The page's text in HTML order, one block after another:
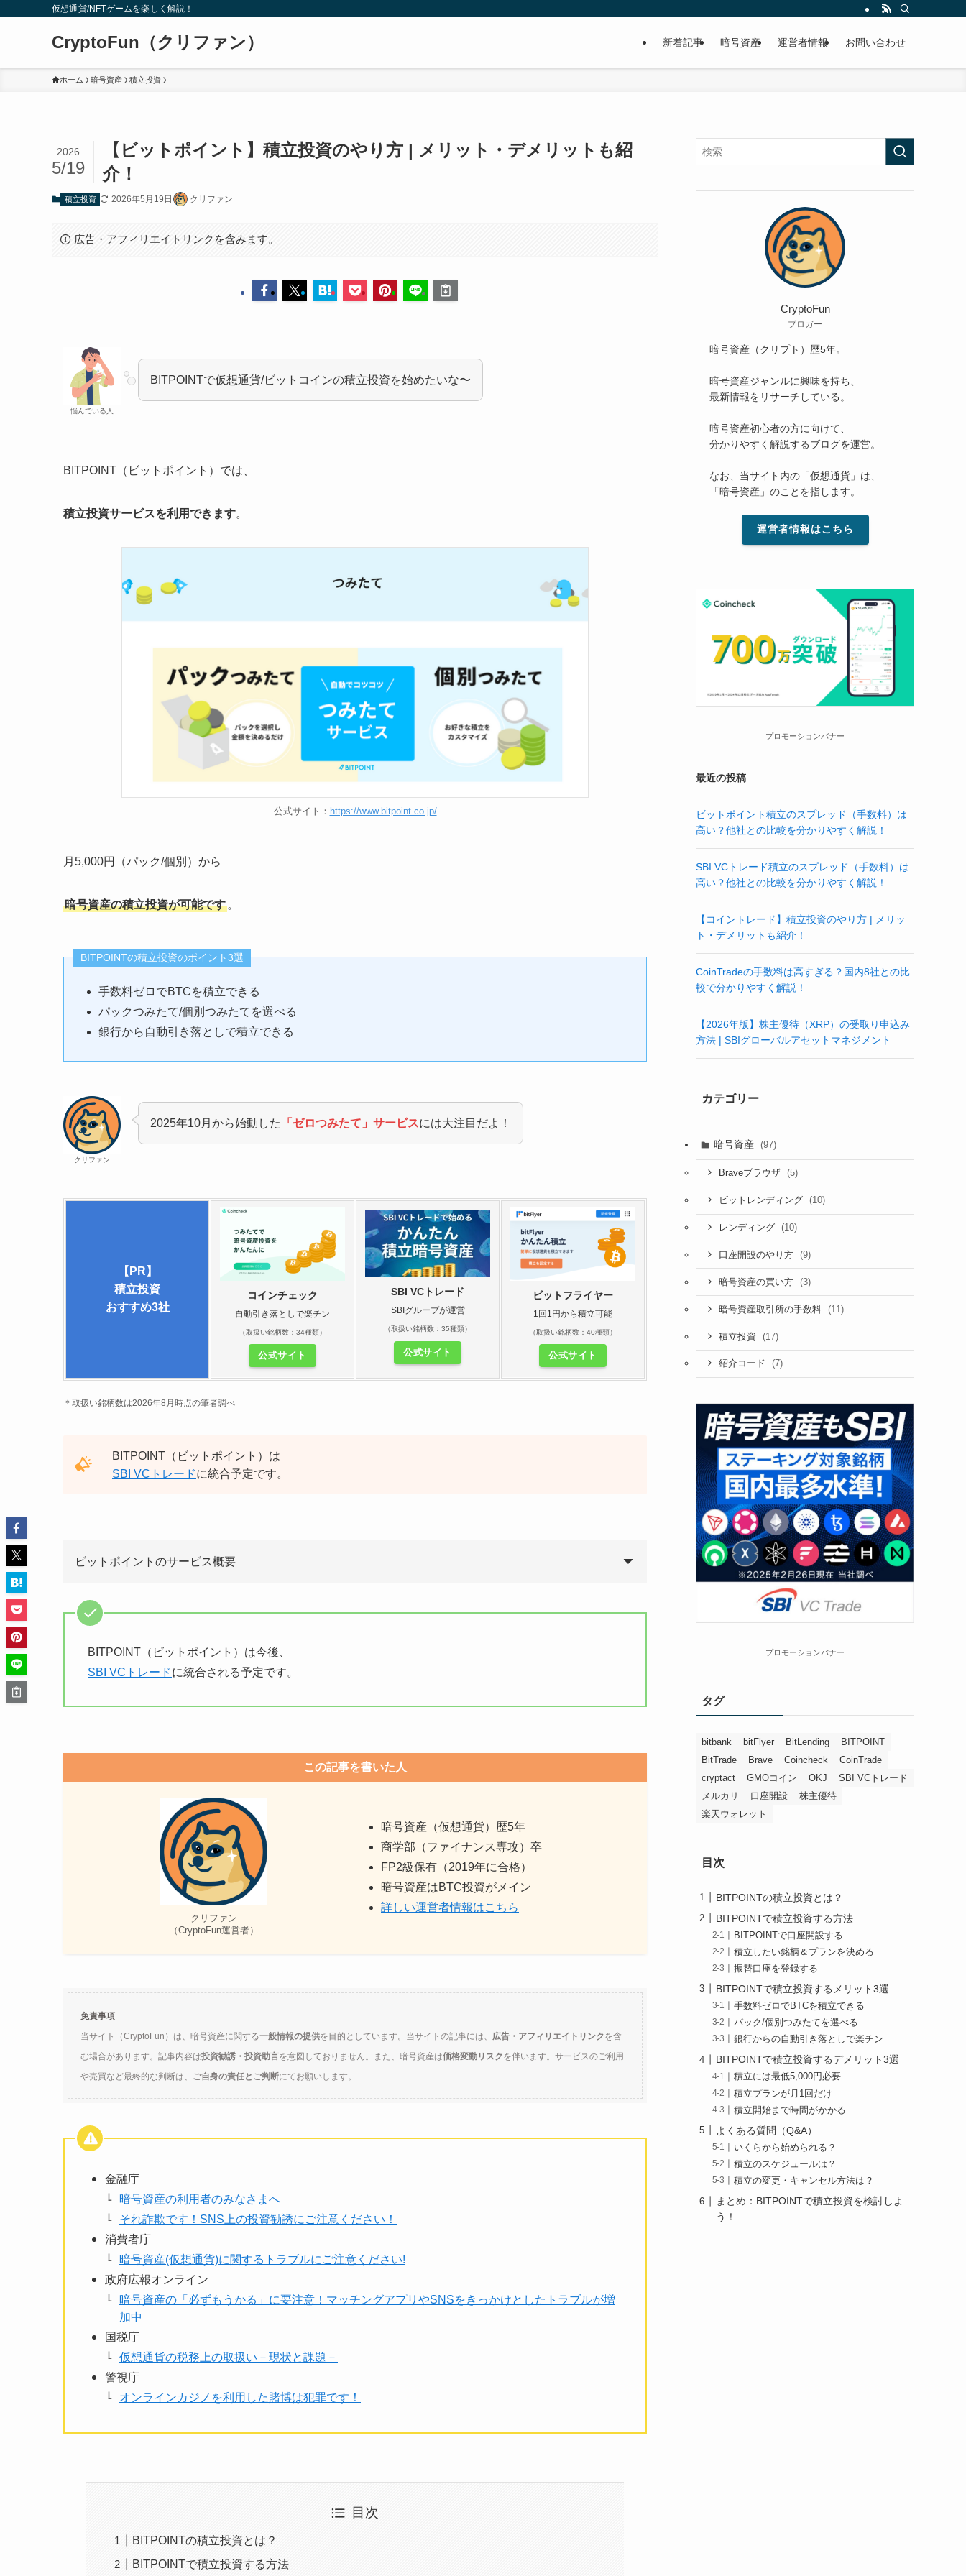
仮想通貨/NFTゲームを楽しく解説！
CryptoFun（クリファン） 新着記事 暗号資産 運営者情報 お問い合わせ
ホーム 暗号資産 積立投資
【ビットポイント】積立投資のやり方 | メリット・デメリットも紹
介！
2026
5/19
積立投資 2026年5月19日 クリファン
広告・アフィリエイトリンクを含みます。
悩んでいる人
BITPOINTで仮想通貨/ビットコインの積立投資を始めたいな〜
BITPOINT（ビットポイント）では、
積立投資サービスを利用できます。
公式サイト： https://www.bitpoint.co.jp/
月5,000円（パック/個別）から
暗号資産の積立投資が可能です 。
BITPOINTの積立投資のポイント3選
手数料ゼロでBTCを積立できる
パックつみたて/個別つみたてを選べる
銀行から自動引き落としで積立できる
クリファン
2025年10月から始動した 「ゼロつみたて」サービスには大注目だよ！
【PR】
積立投資
おすすめ3社
コインチェック
自動引き落としで楽チン
（取扱い銘柄数：34種類）
公式サイト
SBI VCトレード
SBIグループが運営
（取扱い銘柄数：35種類）
公式サイト
ビットフライヤー
1回1円から積立可能
（取扱い銘柄数：40種類）
公式サイト
＊取扱い銘柄数は2026年8月時点の筆者調べ
BITPOINT（ビットポイント）は
SBI VCトレードに統合予定です。
ビットポイントのサービス概要
BITPOINT（ビットポイント）は今後、
SBI VCトレードに統合される予定です。
この記事を書いた人
クリファン
（CryptoFun運営者）
暗号資産（仮想通貨）歴5年
商学部（ファイナンス専攻）卒
FP2級保有（2019年に合格）
暗号資産はBTC投資がメイン
詳しい運営者情報はこちら
免責事項
当サイト（CryptoFun）は、暗号資産に関する一般情報の提供を目的としています。当サイトの記事には、 広告・アフィリエイトリンクを含
む場合があります。記事内容は投資勧誘・投資助言 を意図しておりません。また、暗号資産は価格変動リスクを伴います。サービスのご利用
や売買など最終的な判断は、 ご自身の責任とご判断にてお願いします。
金融庁
暗号資産の利用者のみなさまへ
それ詐欺です！SNS上の投資勧誘にご注意ください！
消費者庁
暗号資産(仮想通貨)に関するトラブルにご注意ください!
政府広報オンライン
暗号資産の「必ずもうかる」に要注意！マッチングアプリやSNSをきっかけとしたトラブルが増
加中
国税庁
仮想通貨の税務上の取扱い－現状と課題－
警視庁
オンラインカジノを利用した賭博は犯罪です！
目次
BITPOINTの積立投資とは？
BITPOINTで積立投資する方法
CryptoFun
ブロガー
暗号資産（クリプト）歴5年。
暗号資産ジャンルに興味を持ち、
最新情報をリサーチしている。
暗号資産初心者の方に向けて、
分かりやすく解説するブログを運営。
なお、当サイト内の「仮想通貨」は、
「暗号資産」のことを指します。
運営者情報はこちら
プロモーションバナー
最近の投稿
ビットポイント積立のスプレッド（手数料）は
高い？他社との比較を分かりやすく解説！
SBI VCトレード積立のスプレッド（手数料）は
高い？他社との比較を分かりやすく解説！
【コイントレード】積立投資のやり方 | メリッ
ト・デメリットも紹介！
CoinTradeの手数料は高すぎる？国内8社との比
較で分かりやすく解説！
【2026年版】株主優待（XRP）の受取り申込み
方法 | SBIグローバルアセットマネジメント
カテゴリー
暗号資産 (97)
Braveブラウザ (5)
ビットレンディング (10)
レンディング (10)
口座開設のやり方 (9)
暗号資産の買い方 (3)
暗号資産取引所の手数料 (11)
積立投資 (17)
紹介コード (7)
プロモーションバナー
タグ
bitbank bitFlyer BitLending
BITPOINT
BitTrade
Brave Coincheck
CoinTrade
cryptact
GMOコイン OKJ
SBI VCトレード
メルカリ
口座開設
株主優待
楽天ウォレット
目次
BITPOINTの積立投資とは？
BITPOINTで積立投資する方法
BITPOINTで口座開設する
積立したい銘柄＆プランを決める
振替口座を登録する
BITPOINTで積立投資するメリット3選
手数料ゼロでBTCを積立できる
パック/個別つみたてを選べる
銀行からの自動引き落としで楽チン
BITPOINTで積立投資するデメリット3選
積立には最低5,000円必要
積立プランが月1回だけ
積立開始まで時間がかかる
よくある質問（Q&A）
いくらから始められる？
積立のスケジュールは？
積立の変更・キャンセル方法は？
まとめ：BITPOINTで積立投資を検討しよ
う！